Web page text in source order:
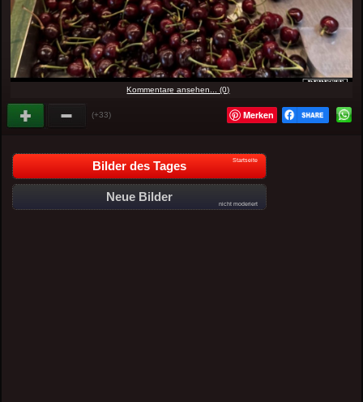
Kommentare ansehen... (0)
(+33) Merken
Bilder des Tages Startseite
Neue Bilder
nicht moderiert